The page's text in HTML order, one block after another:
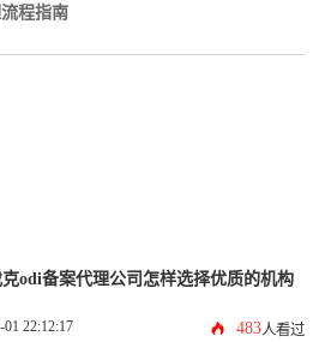
程指南
odi备案代理公司怎样选择优质的机构
01 22:12:17 483人看过